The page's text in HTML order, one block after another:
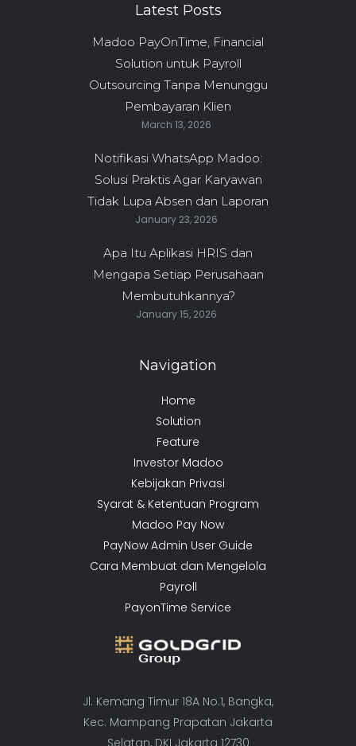
Latest Posts
Madoo PayOnTime, Financial
Solution untuk Payroll
Outsourcing Tanpa Menunggu
Pembayaran Klien
March 13, 2026
Notifikasi WhatsApp Madoo:
Solusi Praktis Agar Karyawan
Tidak Lupa Absen dan Laporan
January 23, 2026
Apa Itu Aplikasi HRIS dan
Mengapa Setiap Perusahaan
Membutuhkannya?
January 15, 2026
Navigation
Home
Solution
Feature
Investor Madoo
Kebijakan Privasi
Syarat & Ketentuan Program
Madoo Pay Now
PayNow Admin User Guide
Cara Membuat dan Mengelola
Payroll
PayonTime Service
Jl. Kemang Timur 18A No.1, Bangka,
Kec. Mampang Prapatan Jakarta
Selatan, DKI Jakarta 12730